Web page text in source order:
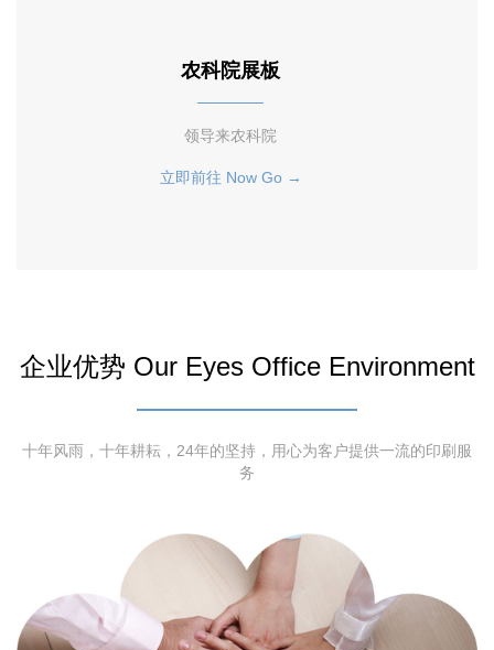
农科院展板
领导来农科院
立即前往 Now Go →
企业优势 Our Eyes Office Environment
十年风雨，十年耕耘，24年的坚持，用心为客户提供一流的印刷服
务